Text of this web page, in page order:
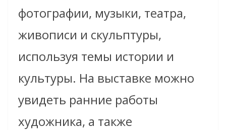
фотографии, музыки, театра,
живописи и скульптуры,
используя темы истории и
культуры. На выставке можно
увидеть ранние работы
художника, а также